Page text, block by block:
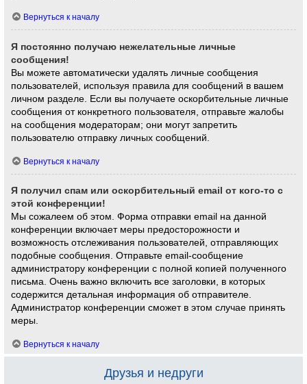
Вернуться к началу
Я постоянно получаю нежелательные личные
сообщения!
Вы можете автоматически удалять личные сообщения
пользователей, используя правила для сообщений в вашем
личном разделе. Если вы получаете оскорбительные личные
сообщения от конкретного пользователя, отправьте жалобы
на сообщения модераторам; они могут запретить
пользователю отправку личных сообщений.
Вернуться к началу
Я получил спам или оскорбительный email от кого-то с
этой конференции!
Мы сожалеем об этом. Форма отправки email на данной
конференции включает меры предосторожности и
возможность отслеживания пользователей, отправляющих
подобные сообщения. Отправьте email-сообщение
администратору конференции с полной копией полученного
письма. Очень важно включить все заголовки, в которых
содержится детальная информация об отправителе.
Администратор конференции сможет в этом случае принять
меры.
Вернуться к началу
Друзья и недруги